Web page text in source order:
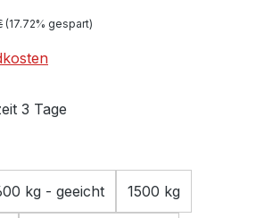
Preis:
(17.72% gespart)
3 Tage
kg - geeicht 1500 kg